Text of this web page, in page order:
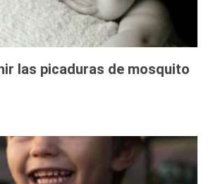
las picaduras de mosquito